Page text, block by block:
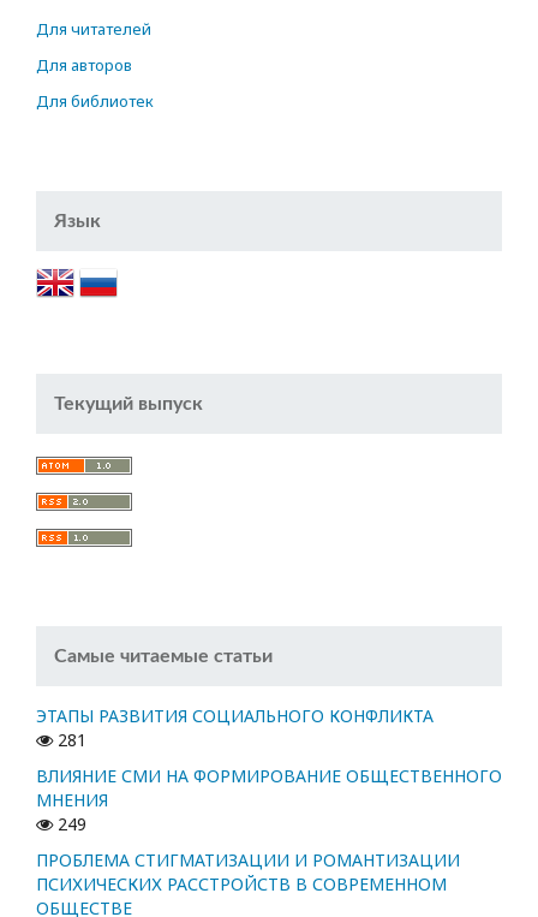
Для читателей
Для авторов
Для библиотек
Язык
Текущий выпуск
Самые читаемые статьи
ЭТАПЫ РАЗВИТИЯ СОЦИАЛЬНОГО КОНФЛИКТА
281
ВЛИЯНИЕ СМИ НА ФОРМИРОВАНИЕ ОБЩЕСТВЕННОГО
МНЕНИЯ
249
ПРОБЛЕМА СТИГМАТИЗАЦИИ И РОМАНТИЗАЦИИ
ПСИХИЧЕСКИХ РАССТРОЙСТВ В СОВРЕМЕННОМ
ОБЩЕСТВЕ